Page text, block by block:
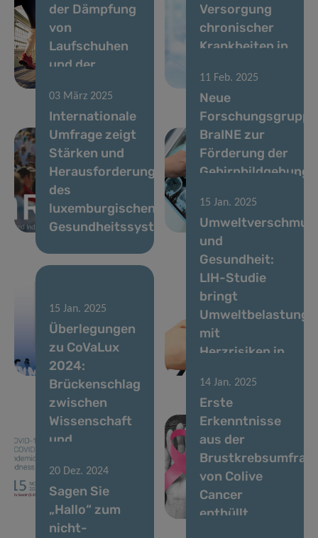
der Dämpfung
von
Laufschuhen
und der
Verletzungsprävention
Versorgung
chronischer
Krankheiten in
verbessern.
03 März 2025
Internationale
Umfrage zeigt
Stärken und
Herausforderungen
des
luxemburgischen
Gesundheitssystems
11 Feb. 2025
Neue
Forschungsgruppe
BraINE zur
Förderung der
Gehirnbildgebung
gestartet
Start der
nächsten
europäischen
Gesundheitsumfrage
15 Jan. 2025
und
Gesundheit:
LIH-Studie
bringt
Umweltbelastung
mit
Herzrisiken in
15 Jan. 2025
Überlegungen
zu CoVaLux
2024:
Brückenschlag
zwischen
Wissenschaft
und
auf eine Welt
nach der
Pandemie
14 Jan. 2025
Erste
Erkenntnisse
aus der
von Colive
Cancer
enthüllt
20 Dez. 2024
Sagen Sie
„Hallo“ zum
nicht-